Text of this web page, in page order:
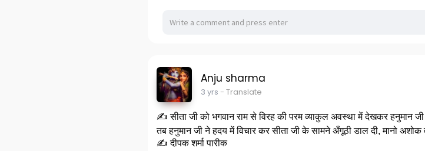
Anju sharma
3 yrs - Translate
✍️ सीता जी को भगवान राम से विरह की परम व्याकुल अवस्था में देखकर हनुमान
तब हनुमान जी ने हदय में विचार कर सीता जी के सामने अँगूठी डाल दी, मानो
✍️ दीपक शर्मा पारीक